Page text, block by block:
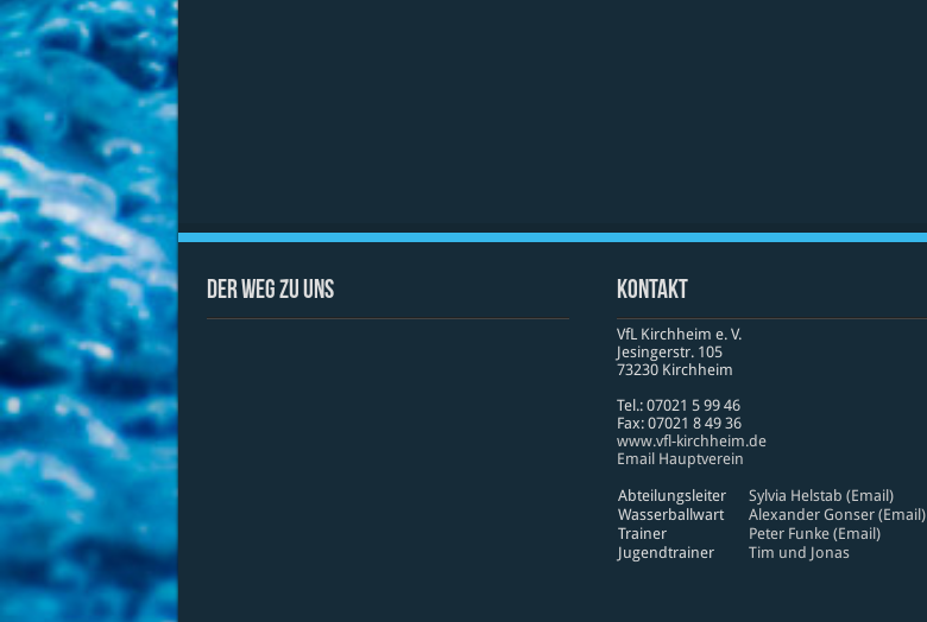
Der Weg zu uns Kontakt
VfL Kirchheim e. V.
Jesinger­str. 105
73230 Kirch­heim
Tel.: 07021 5 99 46
Fax: 07021 8 49 36
www​.vfl​-kirch​heim​.de
Email Hauptverein
Abteilungsleiter
Sylvia Helstab (Email)
Wasserballwart
Alexander Gonser (Email)
Trainer
Peter Funke (Email)
Jugendtrainer
Tim und Jonas